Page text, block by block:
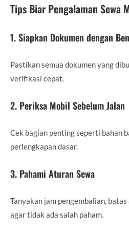
Tips Biar Pengalaman Sewa
1. Siapkan Dokumen dengan
Pastikan semua dokumen yang
verifikasi cepat.
2. Periksa Mobil Sebelum Jalan
Cek bagian penting seperti bahan
perlengkapan dasar.
3. Pahami Aturan Sewa
Tanyakan jam pengembalian,
agar tidak ada salah paham.